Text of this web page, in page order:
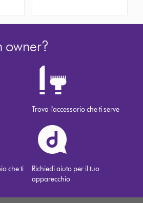
owner?
Trova l'accessorio che ti serve
che ti
Richiedi aiuto per il tuo
apparecchio